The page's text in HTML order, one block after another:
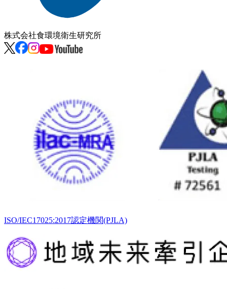
株式会社食環境衛生研究所
ISO/IEC17025:2017認定機関(PJLA)